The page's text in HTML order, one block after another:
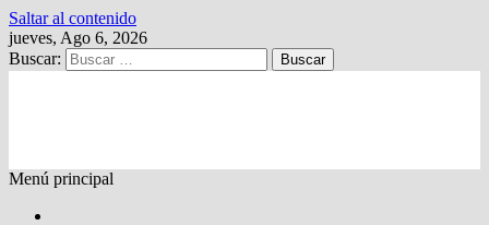
Saltar al contenido
jueves, Ago 6, 2026
Buscar:
Menú principal